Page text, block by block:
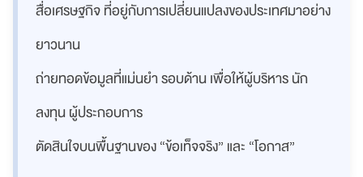
สื่อเศรษฐกิจ ที่อยู่กับการเปลี่ยนแปลงของประเทศมาอย่าง
ยาวนาน
ถ่ายทอดข้อมูลที่แม่นยำ รอบด้าน เพื่อให้ผู้บริหาร นัก
ลงทุน ผู้ประกอบการ
ตัดสินใจบนพื้นฐานของ “ข้อเท็จจริง” และ “โอกาส”